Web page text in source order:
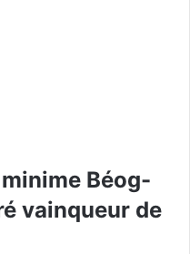
Béog-
vainqueur de